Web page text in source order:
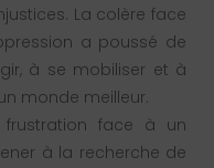
La colère face
a poussé de
à se mobiliser et à
monde meilleur.
frustration face à un
à la recherche de